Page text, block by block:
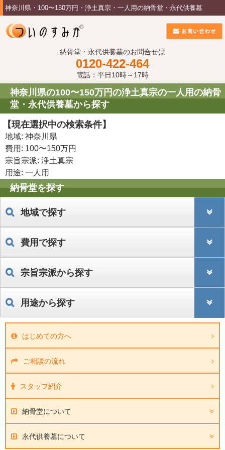
神奈川県・100〜150万円・浄土真宗・一人用の納骨堂・永代供養墓
納骨堂・永代供養墓のお問合せは
0120-422-464
電話：平日10時～17時
神奈川県の100〜150万円の浄土真宗の一人用の納骨
堂・永代供養墓から探す
【現在選択中の検索条件】
地域: 神奈川県
費用: 100〜150万円
宗旨宗派: 浄土真宗
用途: 一人用
納骨堂を探す
地域で探す
費用で探す
宗旨宗派から探す
用途から探す
はじめての方へ
ご相談の流れ
スタッフ紹介
納骨堂について
永代供養墓について